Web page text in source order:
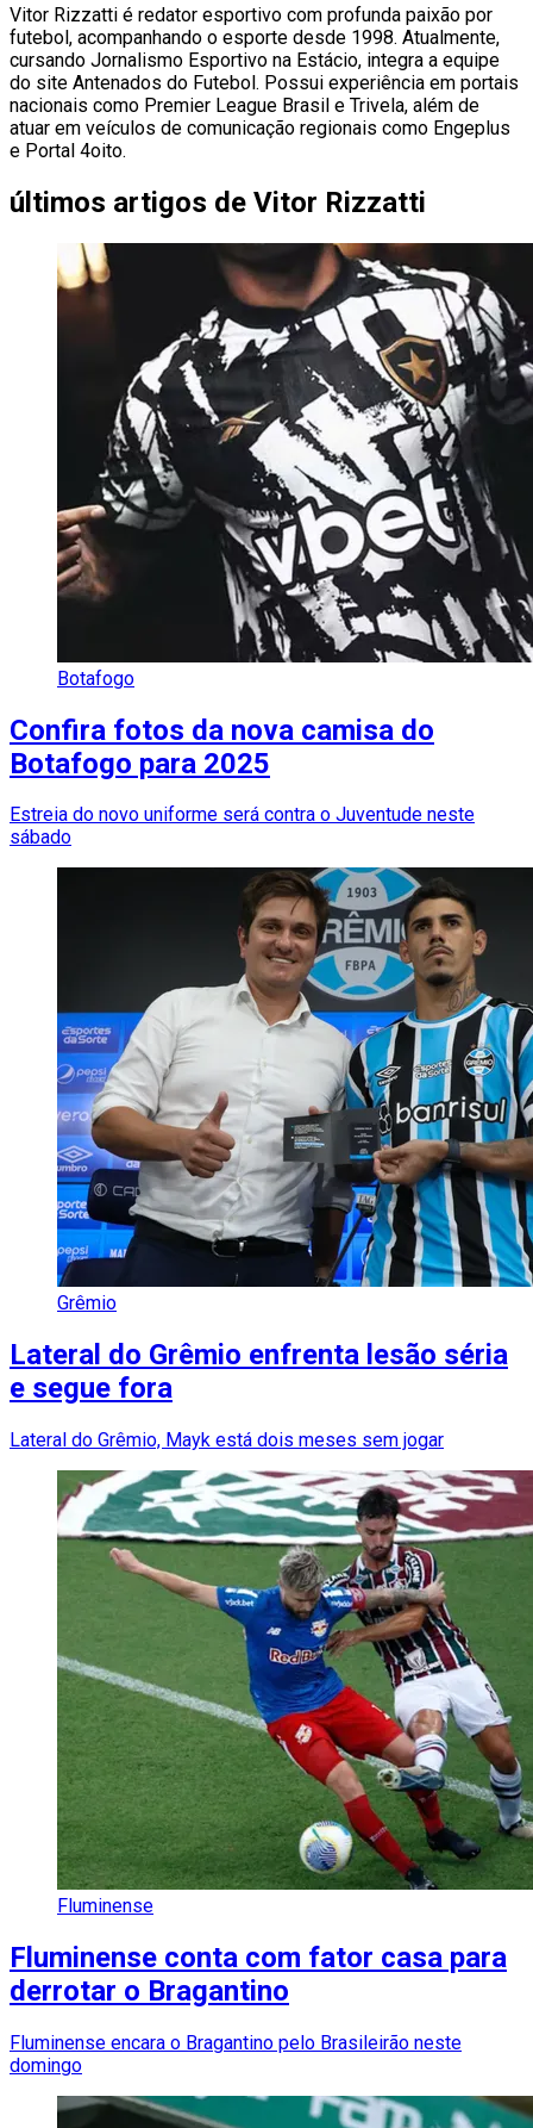
Vitor Rizzatti é redator esportivo com profunda paixão por
futebol, acompanhando o esporte desde 1998. Atualmente,
cursando Jornalismo Esportivo na Estácio, integra a equipe
do site Antenados do Futebol. Possui experiência em portais
nacionais como Premier League Brasil e Trivela, além de
atuar em veículos de comunicação regionais como Engeplus
e Portal 4oito.
últimos artigos de Vitor Rizzatti
Botafogo
Confira fotos da nova camisa do
Botafogo para 2025
Estreia do novo uniforme será contra o Juventude neste
sábado
Grêmio
Lateral do Grêmio enfrenta lesão séria
e segue fora
Lateral do Grêmio, Mayk está dois meses sem jogar
Fluminense
Fluminense conta com fator casa para
derrotar o Bragantino
Fluminense encara o Bragantino pelo Brasileirão neste
domingo